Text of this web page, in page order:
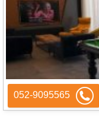
052-9095565